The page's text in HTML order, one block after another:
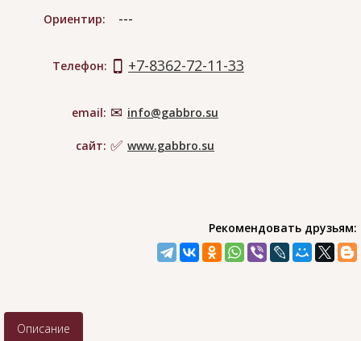
Ориентир:
---
Телефон: +7-8362-72-11-33
email: info@gabbro.su
сайт: www.gabbro.su
Рекомендовать друзьям:
Описание